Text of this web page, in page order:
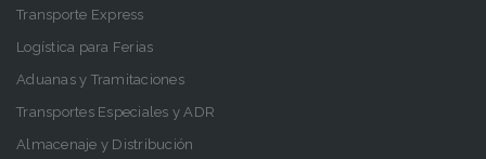
Transporte Express
Logística para Ferias
Aduanas y Tramitaciones
Transportes Especiales y ADR
Almacenaje y Distribución